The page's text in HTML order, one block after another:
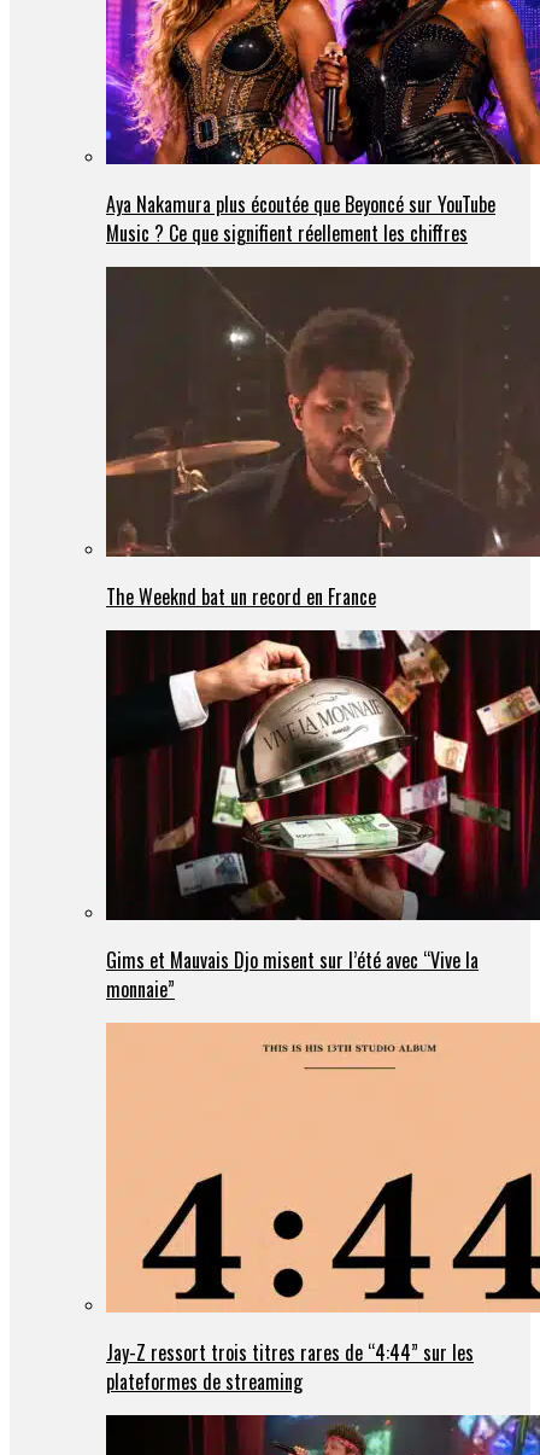
Aya Nakamura plus écoutée que Beyoncé sur YouTube
Music ? Ce que signifient réellement les chiffres
The Weeknd bat un record en France
Gims et Mauvais Djo misent sur l’été avec “Vive la
monnaie”
Jay-Z ressort trois titres rares de “4:44” sur les
plateformes de streaming